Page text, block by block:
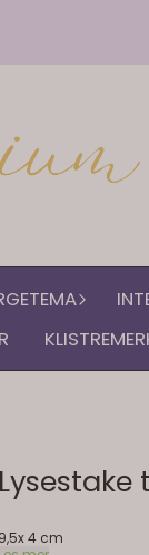
Lysestake
9,5x 4 cm